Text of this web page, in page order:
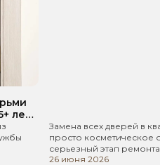
лет
Замена всех дверей в
просто косметическое
серьезный этап
26 июня 2026